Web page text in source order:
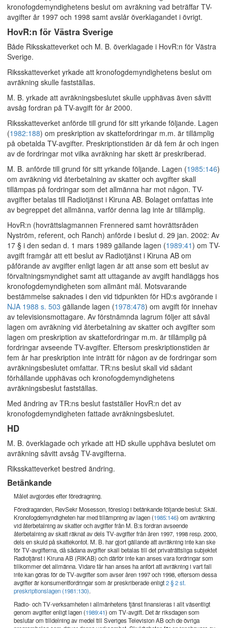
kronofogdemyndighetens beslut om avräkning vad beträffar TV-
avgifter år 1997 och 1998 samt avslår överklagandet i övrigt.
HovR:n för Västra Sverige
Både Riksskatteverket och M. B. överklagade i HovR:n för Västra
Sverige.
Riksskatteverket yrkade att kronofogdemyndighetens beslut om
avräkning skulle fastställas.
M. B. yrkade att avräkningsbeslutet skulle upphävas även såvitt
avsåg fordran på TV-avgift för år 2000.
Riksskatteverket anförde till grund för sitt yrkande följande. Lagen
(1982:188) om preskription av skattefordringar m.m. är tillämplig
på obetalda TV-avgifter. Preskriptionstiden är då fem år och ingen
av de fordringar mot vilka avräkning har skett är preskriberad.
M. B. anförde till grund för sitt yrkande följande. Lagen (1985:146)
om avräkning vid återbetalning av skatter och avgifter skall
tillämpas på fordringar som det allmänna har mot någon. TV-
avgifter betalas till Radiotjänst i Kiruna AB. Bolaget omfattas inte
av begreppet det allmänna, varför denna lag inte är tillämplig.
HovR:n (hovrättslagmannen Frennered samt hovrättsråden
Nyström, referent, och Ranch) anförde i beslut d. 29 jan. 2002: Av
17 § i den sedan d. 1 mars 1989 gällande lagen (1989:41) om TV-
avgift framgår att ett beslut av Radiotjänst i Kiruna AB om
påförande av avgifter enligt lagen är att anse som ett beslut av
förvaltningsmyndighet samt att uttagande av avgift handläggs hos
kronofogdemyndigheten som allmänt mål. Motsvarande
bestämmelse saknades i den vid tidpunkten för HD:s avgörande i
NJA 1988 s. 503 gällande lagen (1978:478) om avgift för innehav
av televisionsmottagare. Av förstnämnda lagrum följer att såväl
lagen om avräkning vid återbetalning av skatter och avgifter som
lagen om preskription av skattefordringar m.m. är tillämplig på
fordringar avseende TV-avgifter. Eftersom preskriptionstiden är
fem år har preskription inte inträtt för någon av de fordringar som
avräkningsbeslutet omfattar. TR:ns beslut skall vid sådant
förhållande upphävas och kronofogdemyndighetens
avräkningsbeslut fastställas.
Med ändring av TR:ns beslut fastställer HovR:n det av
kronofogdemyndigheten fattade avräkningsbeslutet.
HD
M. B. överklagade och yrkade att HD skulle upphäva beslutet om
avräkning såvitt avsåg TV-avgifterna.
Riksskatteverket bestred ändring.
Betänkande
Målet avgjordes efter föredragning.
Föredraganden, RevSekr Mosesson, föreslog i betänkande följande beslut: Skäl.
Kronofogdemyndigheten har med tillämpning av lagen (1985:146) om avräkning
vid återbetalning av skatter och avgifter från M. B:s fordran avseende
återbetalning av skatt räknat av dels TV-avgifter från åren 1997, 1998 resp. 2000,
dels en skuld på skattekontot. M. B. har gjort gällande att avräkning inte kan ske
för TV-avgifterna, då sådana avgifter skall betalas till det privaträttsliga subjektet
Radiotjänst i Kiruna AB (RIKAB) och därför inte kan anses vara fordringar som
tillkommer det allmänna. Vidare får han anses ha anfört att avräkning i vart fall
inte kan göras för de TV-avgifter som avser åren 1997 och 1998, eftersom dessa
avgifter är konsumentfordringar som är preskriberade enligt2 § 2 st.
preskriptionslagen (1981:130).
Radio- och TV-verksamheten i allmänhetens tjänst finansieras i allt väsentligt
genom avgifter enligt lagen (1989:41) om TV-avgift. Det är riksdagen som
beslutar om tilldelning av medel till Sveriges Television AB och de övriga